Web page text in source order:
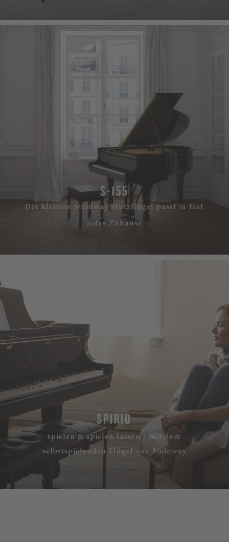
S-155
Der kleinste Steinway Stutzflügel passt in fast
jedes Zuhause
SPIRIO
spielen & spielen lassen - mit dem
selbstspielenden Flügel von Steinway